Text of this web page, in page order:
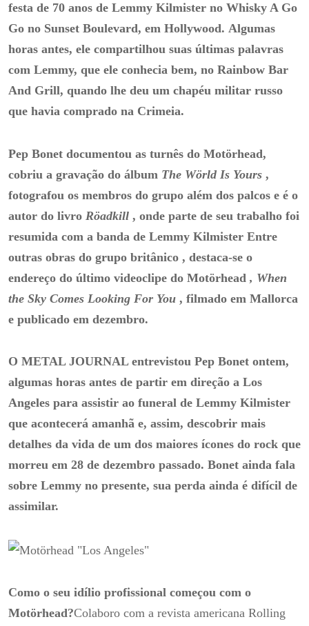
festa de 70 anos de Lemmy Kilmister no Whisky A Go
Go no Sunset Boulevard, em Hollywood. Algumas
horas antes, ele compartilhou suas últimas palavras
com Lemmy, que ele conhecia bem, no Rainbow Bar
And Grill, quando lhe deu um chapéu militar russo
que havia comprado na Crimeia.
Pep Bonet documentou as turnês do Motörhead,
cobriu a gravação do álbum The Wörld Is Yours ,
fotografou os membros do grupo além dos palcos e é o
autor do livro Röadkill , onde parte de seu trabalho foi
resumida com a banda de Lemmy Kilmister Entre
outras obras do grupo britânico , destaca-se o
endereço do último videoclipe do Motörhead , When
the Sky Comes Looking For You , filmado em Mallorca
e publicado em dezembro.
O METAL JOURNAL entrevistou Pep Bonet ontem,
algumas horas antes de partir em direção a Los
Angeles para assistir ao funeral de Lemmy Kilmister
que acontecerá amanhã e, assim, descobrir mais
detalhes da vida de um dos maiores ícones do rock que
morreu em 28 de dezembro passado. Bonet ainda fala
sobre Lemmy no presente, sua perda ainda é difícil de
assimilar.
Como o seu idílio profissional começou com o
Motörhead?Colaboro com a revista americana Rolling